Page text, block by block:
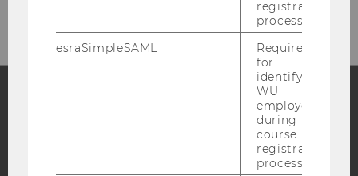
Blog
registration
process.
esraSimpleSAML
Required
for
identifying
WU
employees
during the
course
registration
process.